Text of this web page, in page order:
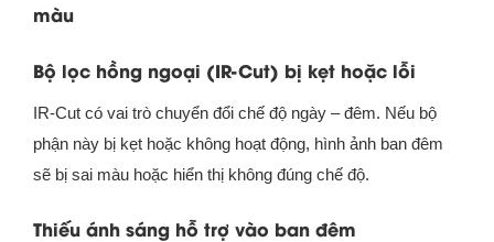
màu
Bộ lọc hồng ngoại (IR-Cut) bị kẹt hoặc lỗi
IR-Cut có vai trò chuyển đổi chế độ ngày – đêm. Nếu bộ
phận này bị kẹt hoặc không hoạt động, hình ảnh ban đêm
sẽ bị sai màu hoặc hiển thị không đúng chế độ.
Thiếu ánh sáng hỗ trợ vào ban đêm